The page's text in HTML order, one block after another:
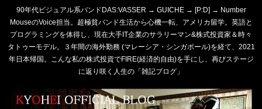
90年代ビジュアル系バンドDAS:VASSER → GUICHE → [P:D] → Number
MouseのVoice担当。超極貧バンド生活から心機一転、アメリカ留学。英語と
プログラミングを体得し、現在大手IT企業のサラリーマン&株式投資家＆時々
タトゥーモデル。３年間の海外勤務 (マレーシア・シンガポール)を経て、2021
年日本帰国。こんな私の株式投資でFIRE(経済的自由)を手にし、再びステージ
に返り咲く人生の「雑記ブログ」